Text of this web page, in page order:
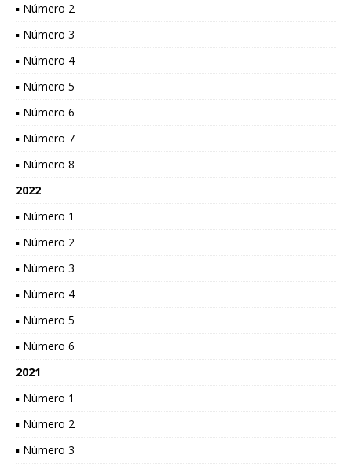
▪ Número 2
▪ Número 3
▪ Número 4
▪ Número 5
▪ Número 6
▪ Número 7
▪ Número 8
2022
▪ Número 1
▪ Número 2
▪ Número 3
▪ Número 4
▪ Número 5
▪ Número 6
2021
▪ Número 1
▪ Número 2
▪ Número 3